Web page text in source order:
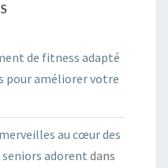
de fitness adapté
pour améliorer votre
au cœur des
adorent dans